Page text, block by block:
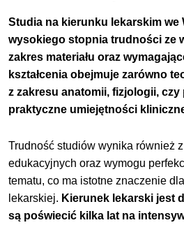
Studia na kierunku lekarskim we
wysokiego stopnia trudności ze
zakres materiału oraz
kształcenia obejmuje zarówno
z zakresu anatomii, fizjologii, czy
praktyczne umiejętności
Trudność studiów wynika również
edukacyjnych oraz wymogu
tematu, co ma istotne znaczenie
lekarskiej. Kierunek lekarski jest
są poświecić kilka lat na